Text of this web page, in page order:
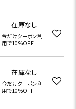
在庫なし
今だけクーポン利
用で10%OFF
在庫なし
今だけクーポン利
用で10%OFF